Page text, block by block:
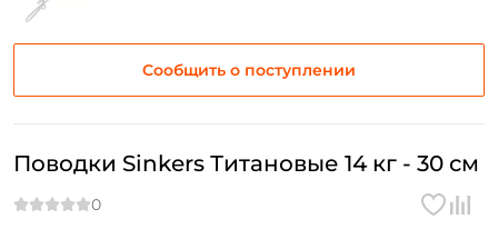
Сообщить о поступлении
Поводки Sinkers Титановые 14 кг - 30 см